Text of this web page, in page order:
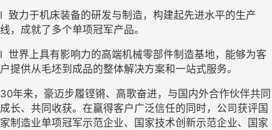
l 致力于机床装备的研发与制造，构建起先进水平的生产
线，成就了多个单项冠军产品。
l 世界上具有影响力的高端机械零部件制造基地，能够为客
户提供从毛坯到成品的整体解决方案和一站式服务。
30年来，豪迈步履铿锵、高歌奋进，与国内外合作伙伴共同
成长、共同收获。在赢得客户广泛信任的同时，公司获评国
家制造业单项冠军示范企业、国家技术创新示范企业、国家